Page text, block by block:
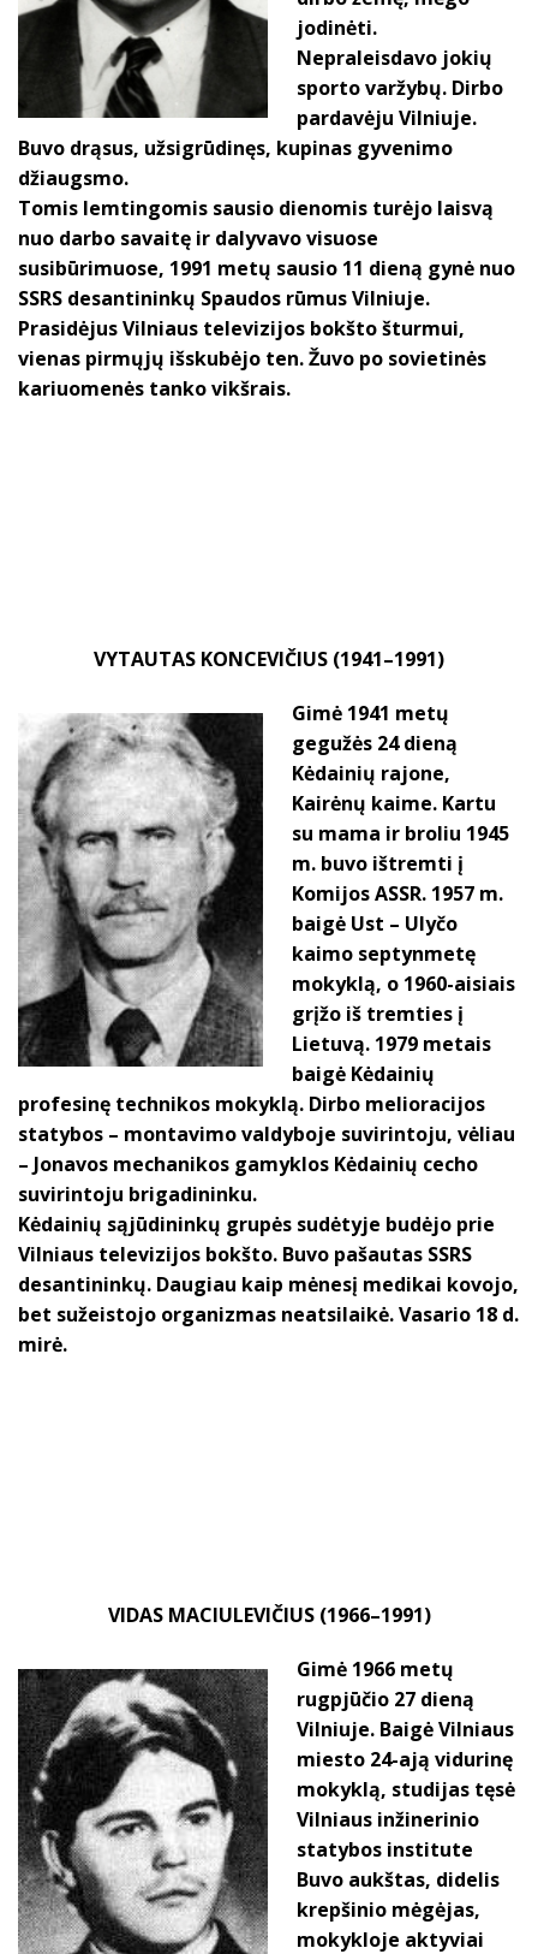
jodinėti.
Nepraleisdavo jokių
sporto varžybų. Dirbo
pardavėju Vilniuje.
Buvo drąsus, užsigrūdinęs, kupinas gyvenimo
džiaugsmo.
Tomis lemtingomis sausio dienomis turėjo laisvą
nuo darbo savaitę ir dalyvavo visuose
susibūrimuose, 1991 metų sausio 11 dieną gynė nuo
SSRS desantininkų Spaudos rūmus Vilniuje.
Prasidėjus Vilniaus televizijos bokšto šturmui,
vienas pirmųjų išskubėjo ten. Žuvo po sovietinės
kariuomenės tanko vikšrais.
VYTAUTAS KONCEVIČIUS (1941–1991)
Gimė 1941 metų
gegužės 24 dieną
Kėdainių rajone,
Kairėnų kaime. Kartu
su mama ir broliu 1945
m. buvo ištremti į
Komijos ASSR. 1957 m.
baigė Ust – Ulyčo
kaimo septynmetę
mokyklą, o 1960-aisiais
grįžo iš tremties į
Lietuvą. 1979 metais
baigė Kėdainių
profesinę technikos mokyklą. Dirbo melioracijos
statybos – montavimo valdyboje suvirintoju, vėliau
– Jonavos mechanikos gamyklos Kėdainių cecho
suvirintoju brigadininku.
Kėdainių sąjūdininkų grupės sudėtyje budėjo prie
Vilniaus televizijos bokšto. Buvo pašautas SSRS
desantininkų. Daugiau kaip mėnesį medikai kovojo,
bet sužeistojo organizmas neatsilaikė. Vasario 18 d.
mirė.
VIDAS MACIULEVIČIUS (1966–1991)
Gimė 1966 metų
rugpjūčio 27 dieną
Vilniuje. Baigė Vilniaus
miesto 24-ają vidurinę
mokyklą, studijas tęsė
Vilniaus inžinerinio
statybos institute
Buvo aukštas, didelis
krepšinio mėgėjas,
mokykloje aktyviai